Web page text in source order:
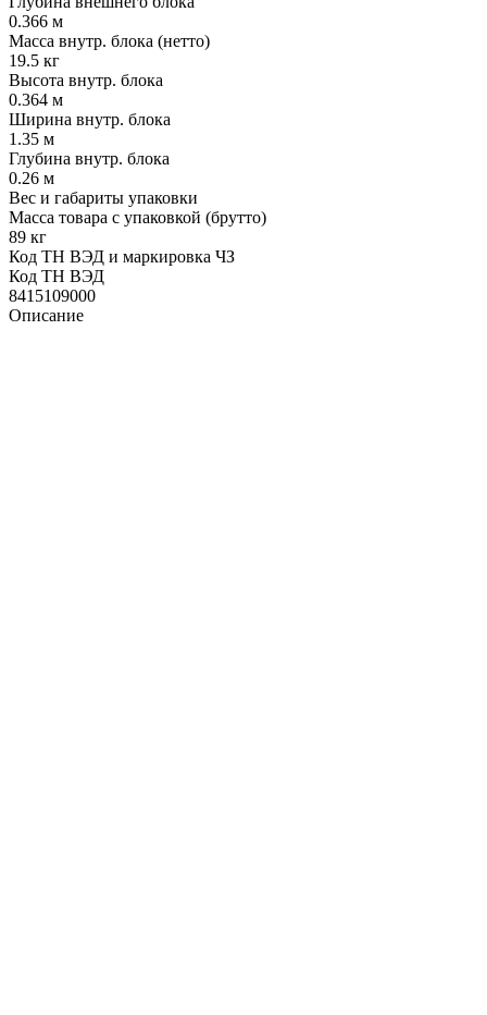
0.366 м
Масса внутр. блока (нетто)
19.5 кг
Высота внутр. блока
0.364 м
Ширина внутр. блока
1.35 м
Глубина внутр. блока
0.26 м
Вес и габариты упаковки
Масса товара с упаковкой (брутто)
89 кг
Код ТН ВЭД и маркировка ЧЗ
Код ТН ВЭД
8415109000
Описание